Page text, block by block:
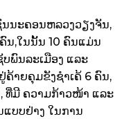
ນະຄອນຫລວງວຽງຈັນ,
ນ,ໃນນັ້ນ 10 ຄົນແມ່ນ
ພົນລະເມືອງ ແລະ
ຄ້າຍຄຸມຂັງຊຳເຄ້ 6 ຄົນ,
ທີ່ມີ ຄວາມກ້າວໜ້າ ແລະ
ບບຢ່າງ ໃນການ